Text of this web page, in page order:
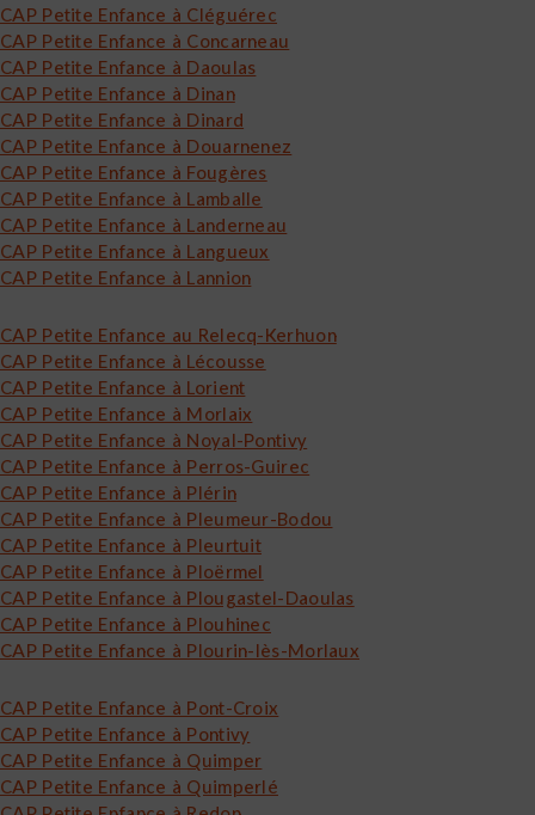
CAP Petite Enfance à Cléguérec
CAP Petite Enfance à Concarneau
CAP Petite Enfance à Daoulas
CAP Petite Enfance à Dinan
CAP Petite Enfance à Dinard
CAP Petite Enfance à Douarnenez
CAP Petite Enfance à Fougères
CAP Petite Enfance à Lamballe
CAP Petite Enfance à Landerneau
CAP Petite Enfance à Langueux
CAP Petite Enfance à Lannion
CAP Petite Enfance au Relecq-Kerhuon
CAP Petite Enfance à Lécousse
CAP Petite Enfance à Lorient
CAP Petite Enfance à Morlaix
CAP Petite Enfance à Noyal-Pontivy
CAP Petite Enfance à Perros-Guirec
CAP Petite Enfance à Plérin
CAP Petite Enfance à Pleumeur-Bodou
CAP Petite Enfance à Pleurtuit
CAP Petite Enfance à Ploërmel
CAP Petite Enfance à Plougastel-Daoulas
CAP Petite Enfance à Plouhinec
CAP Petite Enfance à Plourin-lès-Morlaux
CAP Petite Enfance à Pont-Croix
CAP Petite Enfance à Pontivy
CAP Petite Enfance à Quimper
CAP Petite Enfance à Quimperlé